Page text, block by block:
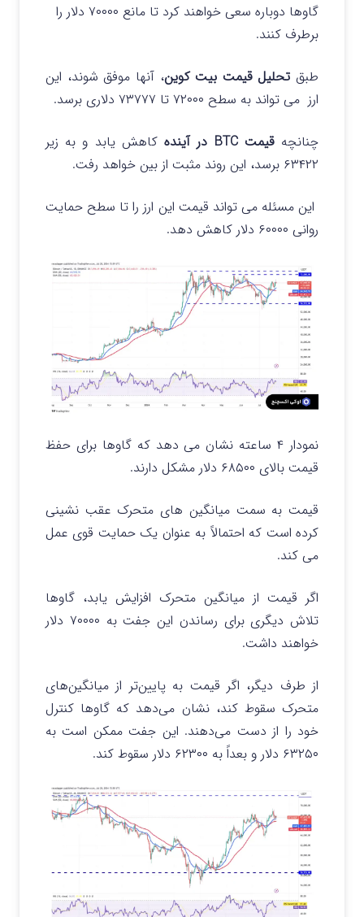
گاوها دوباره سعی خواهند کرد تا مانع ۷۰۰۰۰ دلار را
برطرف کنند.
طبق تحلیل قیمت بیت کوین، آنها موفق شوند، این
ارز می تواند به سطح ۷۲۰۰۰ تا ۷۳۷۷۷ دلاری برسد.
چنانچهقیمت BTC در آینده
کاهش یابد و به زیر
۶۳۴۲۲ برسد، این روند مثبت از بین خواهد رفت.
این مسئله می تواند قیمت این ارز را تا سطح حمایت
روانی ۶۰۰۰۰ دلار کاهش دهد.
نمودار ۴ ساعته نشان می دهد که گاوها برای حفظ
قیمت بالای ۶۸۵۰۰ دلار مشکل دارند.
قیمت به سمت میانگین های متحرک عقب نشینی
کرده است که احتمالاً به عنوان یک حمایت قوی عمل
می کند.
اگر قیمت از میانگین متحرک افزایش یابد، گاوها
تلاش دیگری برای رساندن این جفت به ۷۰۰۰۰ دلار
خواهند داشت.
از طرف دیگر، اگر قیمت به پایین‌تر از میانگین‌های
متحرک سقوط کند، نشان می‌دهد که گاوها کنترل
خود را از دست می‌دهند. این جفت ممکن است به
۶۳۲۵۰ دلار و بعداً به ۶۲۳۰۰ دلار سقوط کند.